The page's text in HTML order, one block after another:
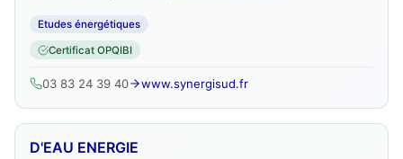
Etudes énergétiques
Certificat OPQIBI
03 83 24 39 40 www.synergisud.fr
D'EAU ENERGIE